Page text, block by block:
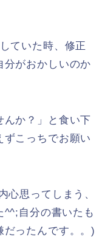
ていた時、修正
分がおかしいのか
んか？」と食い下
ずこっちでお願い
心思ってしまう、
^^;自分の書いたも
だったんです。。)